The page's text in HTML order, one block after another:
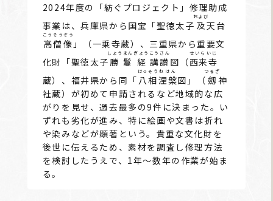
2024年度の「紡ぐプロジェクト」修理助成
事業は、兵庫県から国宝「聖徳太子 及
および
天台
高僧像
こうそうぞう
」（一乗寺蔵）、三重県から重要文
化財「聖徳太子 勝鬘経
しょうまんぎょう
講讃
こうさん
図（西来寺
せいらいじ
蔵）、福井県から同「 八相
はっそう
涅槃
ねはん
図」（ 劔
つるぎ
神
社蔵）が初めて申請されるなど地域的な広
がりを見せ、過去最多の9件に決まった。い
ずれも劣化が進み、特に絵画や文書は折れ
や染みなどが顕著という。貴重な文化財を
後世に伝えるため、素材を調査し修理方法
を検討したうえで、1年～数年の作業が始ま
る。